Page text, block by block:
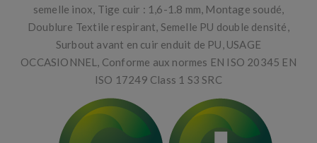
semelle inox, Tige cuir : 1,6-1.8 mm, Montage soudé,
Doublure Textile respirant, Semelle PU double densité,
Surbout avant en cuir enduit de PU, USAGE
OCCASIONNEL, Conforme aux normes EN ISO 20345 EN
ISO 17249 Class 1 S3 SRC